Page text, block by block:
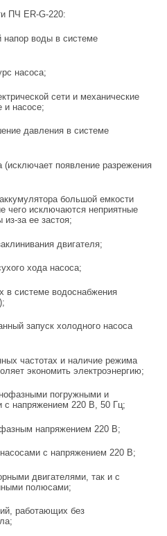
ПЧ ER-G-220:
напор воды в системе
насоса;
сети и механические
и насосе;
давления в системе
(исключает появление разрежения
большой емкости
чего исключаются неприятные
из-за ее застоя;
двигателя;
хода насоса;
в системе водоснабжения
запуск холодного насоса
частотах и наличие режима
экономить электроэнергию;
погружными и
с напряжением 220 В, 50 Гц;
напряжением 220 В;
с напряжением 220 В;
двигателями, так и с
полюсами;
работающих без